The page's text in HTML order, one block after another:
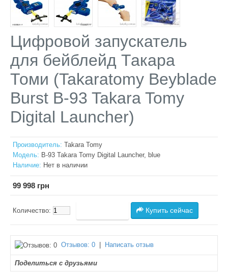
Цифровой запускатель
для бейблейд Такара
Томи (Takaratomy Beyblade
Burst B-93 Takara Tomy
Digital Launcher)
Производитель: Takara Tomy
Модель: B-93 Takara Tomy Digital Launcher, blue
Наличие: Нет в наличии
99 998 грн
Количество: Купить сейчас
Отзывов: 0 Написать отзыв
Поделиться с друзьями